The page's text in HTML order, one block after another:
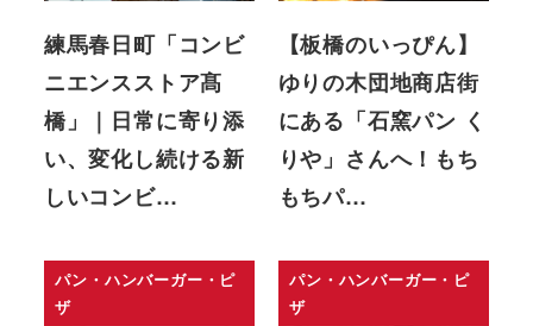
練馬春日町「コンビ
ニエンスストア髙
橋」｜日常に寄り添
い、変化し続ける新
しいコンビ…
【板橋のいっぴん】
ゆりの木団地商店街
にある「石窯パン く
りや」さんへ！もち
もちパ…
パン・ハンバーガー・ピ
ザ
パン・ハンバーガー・ピ
ザ